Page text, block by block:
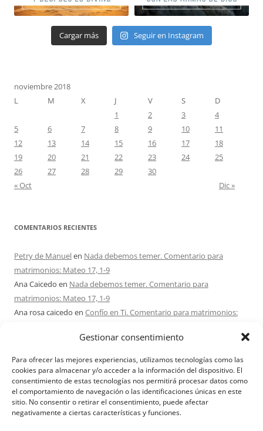
Gestionar consentimiento
Para ofrecer las mejores experiencias, utilizamos tecnologías como las
cookies para almacenar y/o acceder a la información del dispositivo. El
consentimiento de estas tecnologías nos permitirá procesar datos como
el comportamiento de navegación o las identificaciones únicas en este
sitio. No consentir o retirar el consentimiento, puede afectar
negativamente a ciertas características y funciones.
Cargar más Seguir en Instagram
noviembre 2018
L
M X J V S
D
1
2 3
4
5
6 7 8 9 10
11
12
13 14 15 16 17
18
19
20 21 22 23 24
25
26
27 28 29
30
« Oct
Dic »
COMENTARIOS RECIENTES
Petry de Manuelen Nada debemos temer. Comentario para
matrimonios: Mateo 17, 1-9
Ana Caicedo en Nada debemos temer. Comentario para
matrimonios: Mateo 17, 1-9
Ana rosa caicedo en Confío en Ti. Comentario para matrimonios:
en¿Ser o hacer? Comentario para Matrimonios:
Mateo 15, 1-2. 10-14
Maria Asuncion Herrero Mendezen¿Ser o hacer? Comentario para
Matrimonios: Mateo 15, 1-2. 10-14